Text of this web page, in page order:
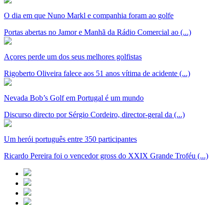
O dia em que Nuno Markl e companhia foram ao golfe
Portas abertas no Jamor e Manhã da Rádio Comercial ao (...)
Açores perde um dos seus melhores golfistas
Rigoberto Oliveira falece aos 51 anos vítima de acidente (...)
Nevada Bob’s Golf em Portugal é um mundo
Discurso directo por Sérgio Cordeiro, director-geral da (...)
Um herói português entre 350 participantes
Ricardo Pereira foi o vencedor gross do XXIX Grande Troféu (...)